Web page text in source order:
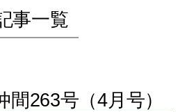
事一覧
263号（4月号）